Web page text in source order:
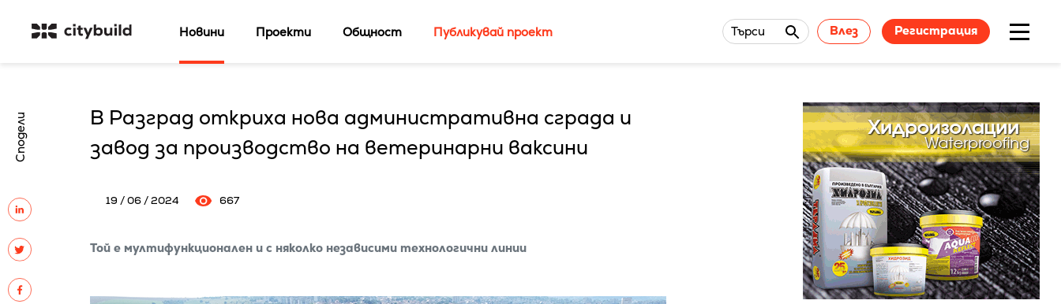
Новини Проекти Общност Публикувай проект Търси Влез Регистрация
Сподели
В Разград откриха нова административна сграда и
завод за производство на ветеринарни ваксини
19 / 06 / 2024 667
Той е мултифункционален и с няколко независими технологични линии